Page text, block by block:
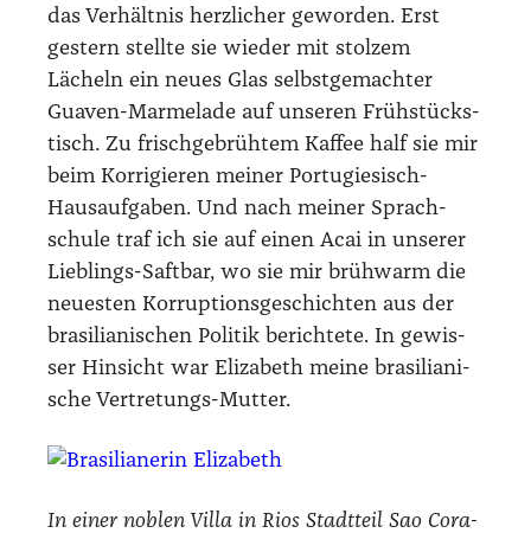
das Ver­hält­nis herz­li­cher gewor­den. Erst
ges­tern stell­te sie wie­der mit stol­zem
Lächeln ein neu­es Glas selbst­ge­mach­ter
Gua­ven-Mar­me­la­de auf unse­ren Früh­stücks­
tisch. Zu frisch­ge­brüh­tem Kaf­fee half sie mir
beim Kor­ri­gie­ren mei­ner Por­tu­gie­sisch-
Haus­auf­ga­ben. Und nach mei­ner Sprach­
schu­le traf ich sie auf einen Acai in unse­rer
Lieb­lings-Saft­bar, wo sie mir brüh­warm die
neu­es­ten Kor­rup­ti­ons­ge­schich­ten aus der
bra­si­lia­ni­schen Poli­tik berich­te­te. In gewis­
ser Hin­sicht war Eliza­beth mei­ne bra­si­lia­ni­
sche Ver­tre­tungs-Mut­ter.
In einer noblen Vil­la in Rios Stadt­teil Sao Cora­